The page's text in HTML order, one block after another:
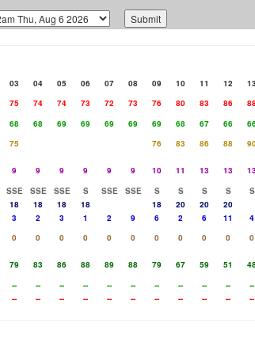
03 04 05 06 07 08 09 10 11 12 13
75 74 74 73 72 73 76 80 83 86
68 68 69 69 69 69 69 68 67 66
75 76 83 86 88
9 9 9 9 9 9 10 11 13 13 13
SSE SSE SSE S SSE SSE S S S S S
18 18 18 18 18 20 20 20
3 2 3 1 2 9 6 2 6 11 4
0 0 0 0 0 0 0 0 0 0 0
79 83 86 88 89 88 79 67 59 51
-- -- -- -- -- -- -- -- -- -- --
-- -- -- -- -- -- -- -- -- -- --